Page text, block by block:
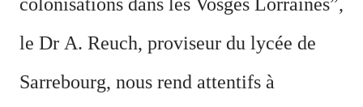
colonisations dans les Vosges Lorraines”,
le Dr A. Reuch, proviseur du lycée de
Sarrebourg, nous rend attentifs à